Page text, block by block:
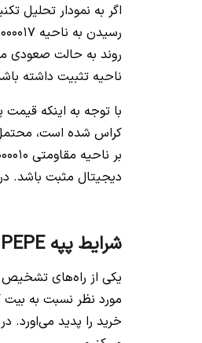
اگر به نمودار تحلیل
روند به حالت صعودی
ناحیه تثبیت داشته
کراس شده است،
دیجیتال مثبت باشد.
شرایط پپه PEPE نسبت به بیت کوین BTC
یکی از راه‌های تشخیص
مورد نظر نسبت به